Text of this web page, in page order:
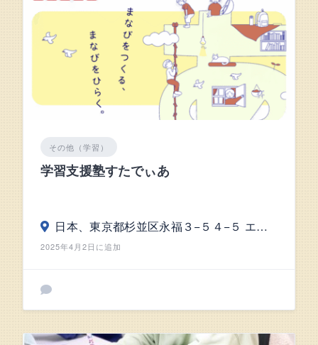
その他（学習）
学習支援塾すたでぃあ
日本、東京都杉並区永福３−５４−５ エバーグリーン松永ビル102
2025年4月2日に追加